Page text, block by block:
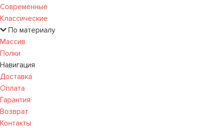
Современные
Классические
По материалу
Массив
Полки
Навигация
Доставка
Оплата
Гарантия
Возврат
Контакты